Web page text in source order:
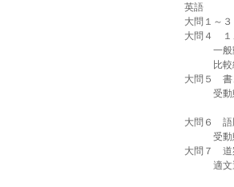
英語
大問１～
大問４　
一般動
比較級
大問５　
受動態
大問６　
受動態１
大問７　
適文選